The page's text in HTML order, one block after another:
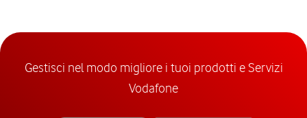
Gestisci nel modo migliore i tuoi prodotti e Servizi
Vodafone